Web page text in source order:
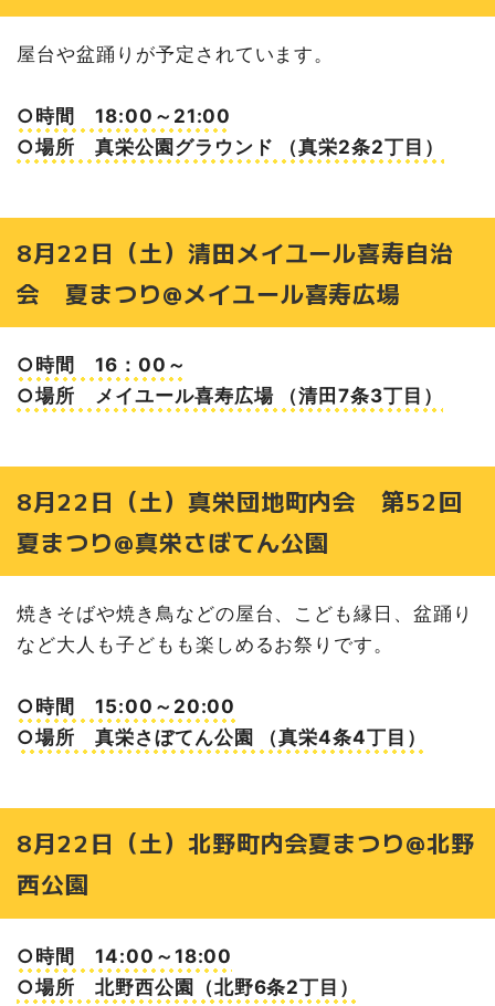
屋台や盆踊りが予定されています。
○時間 18:00～21:00
○場所 真栄公園グラウンド （真栄2条2丁目）
8月22日（土）清田メイユール喜寿自治
会 夏まつり@メイユール喜寿広場
○時間 16：00～
○場所 メイユール喜寿広場 （清田7条3丁目）
8月22日（土）真栄団地町内会 第52回
夏まつり@真栄さぼてん公園
焼きそばや焼き鳥などの屋台、こども縁日、盆踊り
など大人も子どもも楽しめるお祭りです。
○時間 15:00～20:00
○場所 真栄さぼてん公園 （真栄4条4丁目）
8月22日（土）北野町内会夏まつり@北野
西公園
○時間 14:00～18:00
○場所 北野西公園（北野6条2丁目）